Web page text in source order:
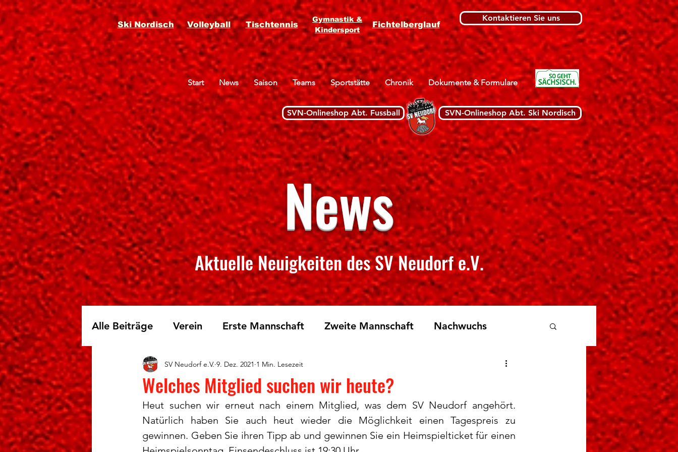
Ski Nordisch Volleyball Tischtennis
Gymnastik &
Kindersport
Fichtelberglauf
Kontaktieren Sie uns
Start News Saison Teams Sportstätte Chronik Dokumente & Formulare
SVN-Onlineshop Abt. Fussball SVN-Onlineshop Abt. Ski Nordisch
News
Aktuelle Neuigkeiten des SV Neudorf e.V.
Alle Beiträge Verein Erste Mannschaft Zweite Mannschaft Nachwuchs
Skilanglauf Fichtelberglauf Tischtennis
Welches Mitglied suchen wir heute?
SV Neudorf e.V. 9. Dez. 2021 1 Min. Lesezeit
Heut suchen wir erneut nach einem Mitglied, was dem SV Neudorf angehört.
Natürlich haben Sie auch heut wieder die Möglichkeit einen Tagespreis zu
gewinnen. Geben Sie ihren Tipp ab und gewinnen Sie ein Heimspielticket für einen